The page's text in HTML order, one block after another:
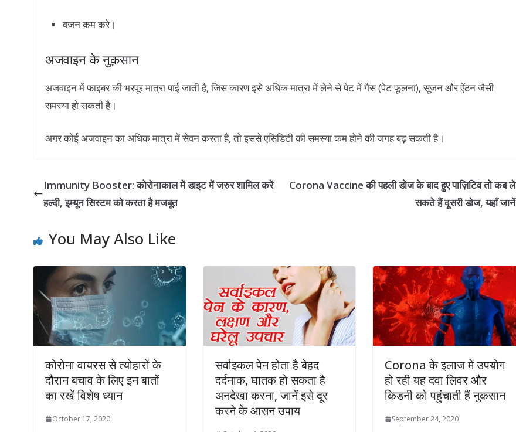
वजन कम करे।
अजवाइन के नुक़सान
अजवाइन में फाइबर की भरपूर मात्रा पाई जाती है, जिस कारण इसे अधिक मात्रा में लेने से पेट में गैस (पेट फूलना), सूजन और ऐंठन जैसी
समस्या हो सकती है।
अगर कोई अजवाइन का अधिक मात्रा में सेवन करता है, तो इससे एसिडिटी की समस्या कम होने की जगह बढ़ सकती है।
Immunity Booster: कोरोनाकाल में डाइट में जरुर शामिल करें
हल्दी, इम्यून सिस्टम को करता है मजबूत
Corona Vaccine की पहली डोज के बाद हुए पाज़िटिव तो कब ले
सकते हैं दूसरी डोज, यहाँ जानें
You May Also Like
कोरोना वायरस से त्योहारों के
दौरान बचाव के लिए इन बातों
का रखें विशेष ध्यान
October 17, 2020
सर्वाइकल पेन होता है बेहद
दर्दनाक, घातक हो सकता है
अनदेखा करना, जानें इसे दूर
करने के आसन उपाय
Corona के इलाज में उपयोग
हो रही यह दवा लिवर और
किडनी को पहुंचाती हैं नुकसान
September 24, 2020